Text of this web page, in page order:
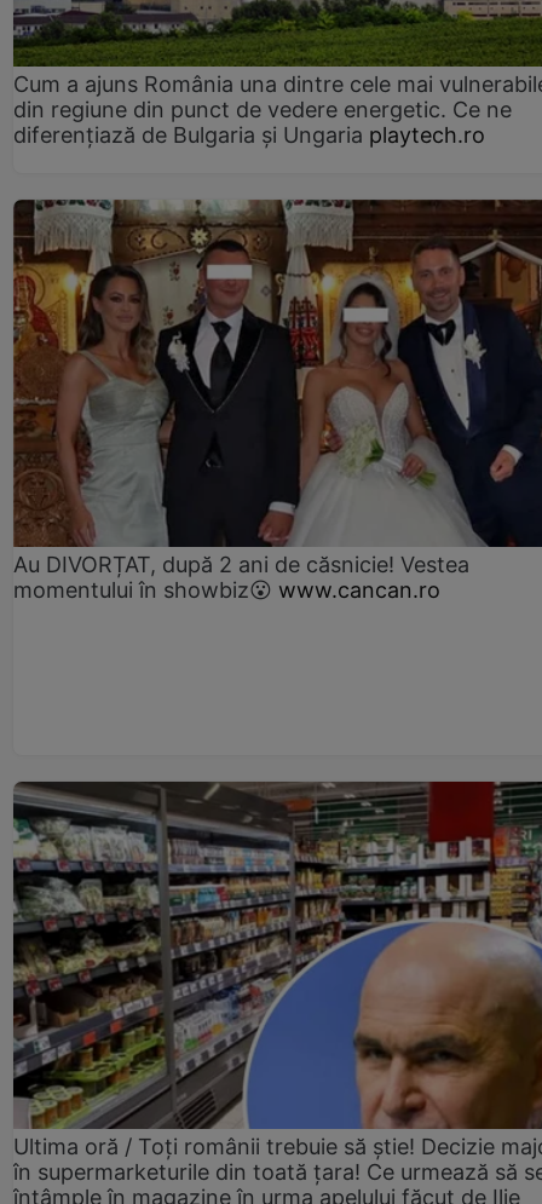
Cum a ajuns România una dintre cele mai
din regiune din punct de vedere energetic. Ce ne
diferențiază de Bulgaria și Ungaria playtech.ro
Au DIVORȚAT, după 2 ani de căsnicie! Vestea
momentului în showbiz😮 www.cancan.ro
Ultima oră / Toți românii trebuie să știe! Decizie
în supermarketurile din toată țara! Ce urmează să
întâmple în magazine în urma apelului făcut de Ilie